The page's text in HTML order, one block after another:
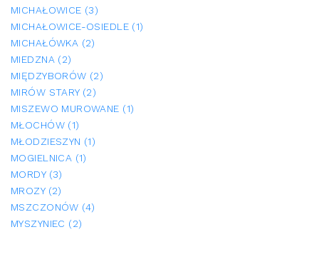
MICHAŁOWICE (3)
MICHAŁOWICE-OSIEDLE (1)
MICHAŁÓWKA (2)
MIEDZNA (2)
MIĘDZYBORÓW (2)
MIRÓW STARY (2)
MISZEWO MUROWANE (1)
MŁOCHÓW (1)
MŁODZIESZYN (1)
MOGIELNICA (1)
MORDY (3)
MROZY (2)
MSZCZONÓW (4)
MYSZYNIEC (2)